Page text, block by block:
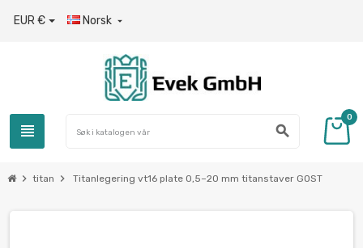
EUR € Norsk 
view_headline search
0
chevron_right titan chevron_right Titanlegering vt16 plate 0,5–20 mm titanstaver GOST